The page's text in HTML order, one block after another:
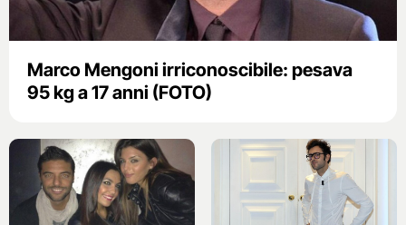
Marco Mengoni irriconoscibile: pesava
95 kg a 17 anni (FOTO)